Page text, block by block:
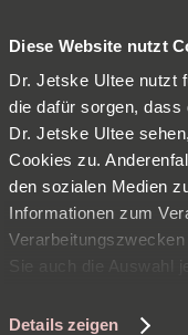
Diese Website nutzt
Dr. Jetske Ultee nutzt
die dafür sorgen, dass
Dr. Jetske Ultee
Cookies zu.
den sozialen Medien
Informationen zum
Sie auch die Auswahl
Details zeigen